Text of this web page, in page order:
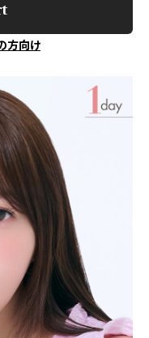
方向け